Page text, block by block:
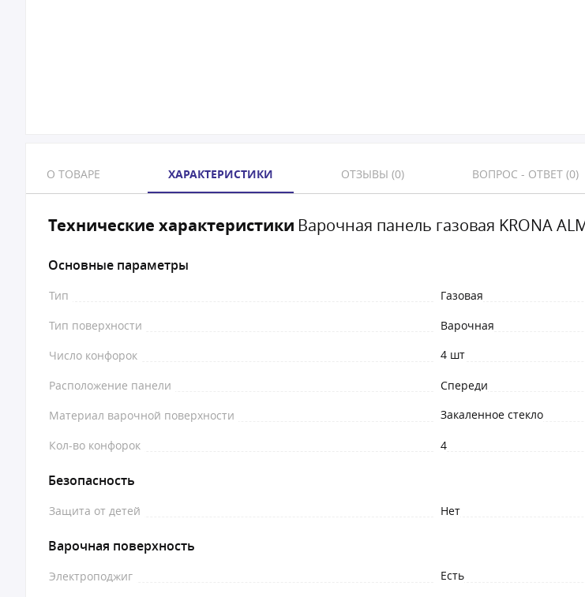
О ТОВАРЕ ХАРАКТЕРИСТИКИ ОТЗЫВЫ (0) ВОПРОС - ОТВЕТ (0)
Технические характеристики Варочная панель газовая KRONA
Основные параметры
Тип
Газовая
Тип поверхности
Варочная
Число конфорок
4 шт
Расположение панели
Спереди
Материал варочной поверхности
Закаленное стекло
Кол-во конфорок 4
Безопасность
Защита от детей Нет
Варочная поверхность
Электроподжиг Есть